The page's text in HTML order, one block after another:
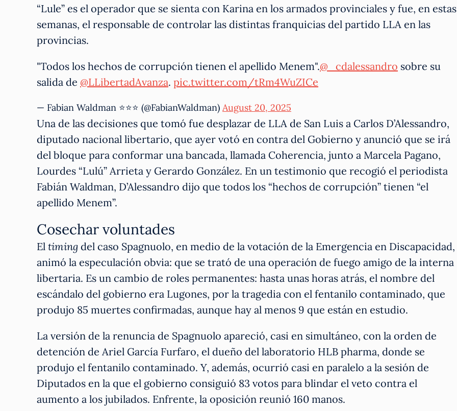
“Lule” es el operador que se sienta con Karina en los armados provinciales y fue, en estas
semanas, el responsable de controlar las distintas franquicias del partido LLA en las
provincias.
"Todos los hechos de corrupción tienen el apellido Menem".@_cdalessandro sobre su
salida de @LLibertadAvanza. pic.twitter.com/tRm4WuZICe
— Fabian Waldman ⭐️⭐️⭐️ (@FabianWaldman) August 20, 2025
Una de las decisiones que tomó fue desplazar de LLA de San Luis a Carlos D’Alessandro,
diputado nacional libertario, que ayer votó en contra del Gobierno y anunció que se irá
del bloque para conformar una bancada, llamada Coherencia, junto a Marcela Pagano,
Lourdes “Lulú” Arrieta y Gerardo González. En un testimonio que recogió el periodista
Fabián Waldman, D’Alessandro dijo que todos los “hechos de corrupción” tienen “el
apellido Menem”.
Cosechar voluntades
El timing del caso Spagnuolo, en medio de la votación de la Emergencia en Discapacidad,
animó la especulación obvia: que se trató de una operación de fuego amigo de la interna
libertaria. Es un cambio de roles permanentes: hasta unas horas atrás, el nombre del
escándalo del gobierno era Lugones, por la tragedia con el fentanilo contaminado, que
produjo 85 muertes confirmadas, aunque hay al menos 9 que están en estudio.
La versión de la renuncia de Spagnuolo apareció, casi en simultáneo, con la orden de
detención de Ariel García Furfaro, el dueño del laboratorio HLB pharma, donde se
produjo el fentanilo contaminado. Y, además, ocurrió casi en paralelo a la sesión de
Diputados en la que el gobierno consiguió 83 votos para blindar el veto contra el
aumento a los jubilados. Enfrente, la oposición reunió 160 manos.